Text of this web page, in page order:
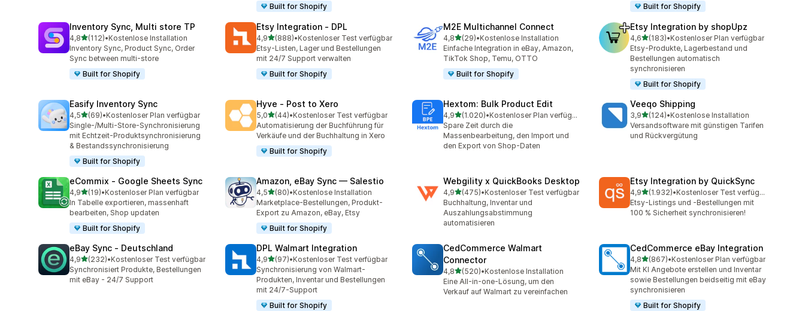
Built for Shopify
Built for Shopify
Inventory Sync, Multi store TP
4,8von 5 Sternen
(112)
112 Rezensionen insgesamt
•Kostenlose Installation
Inventory Sync, Product Sync, Order
Sync between multi-store
Built for Shopify
Etsy Integration ‑ DPL
4,9von 5 Sternen
(888)
888 Rezensionen insgesamt
•Kostenloser Test verfügbar
Etsy-Listen, Lager und Bestellungen
mit 24/7 Support verwalten
Built for Shopify
M2E Multichannel Connect
4,8von 5 Sternen
(29)
29 Rezensionen insgesamt
•Kostenlose Installation
Einfache Integration in eBay, Amazon,
TikTok Shop, Temu, OTTO
Built for Shopify
Etsy Integration by shopUpz
4,6von 5 Sternen
(183)
183 Rezensionen insgesamt
•Kostenloser Plan verfügbar
Etsy-Produkte, Lagerbestand und
Bestellungen automatisch
synchronisieren
Built for Shopify
Easify Inventory Sync
4,5von 5 Sternen
(69)
69 Rezensionen insgesamt
•Kostenloser Plan verfügbar
Single-/Multi-Store-Synchronisierung
mit Echtzeit-Produktsynchronisierung
& Bestandssynchronisierung
Built for Shopify
Hyve ‑ Post to Xero
5,0von 5 Sternen
(44)
44 Rezensionen insgesamt
•Kostenloser Test verfügbar
Automatisierung der Buchführung für
Verkäufe und der Buchhaltung in Xero
Built for Shopify
Hextom: Bulk Product Edit
4,9von 5 Sternen
(1.020)
1020 Rezensionen insgesamt
•
Kostenloser Plan verfügbar
Spare Zeit durch die
Massenbearbeitung, den Import und
den Export von Shop-Daten
Veeqo Shipping
3,9von 5 Sternen
(124)
124 Rezensionen insgesamt
•Kostenlose Installation
Versandsoftware mit günstigen Tarifen
und Rückvergütung
eCommix ‑ Google Sheets Sync
4,9von 5 Sternen
(19)
19 Rezensionen insgesamt
•Kostenloser Plan verfügbar
In Tabelle exportieren, massenhaft
bearbeiten, Shop updaten
Built for Shopify
Amazon, eBay Sync — Salestio
4,5von 5 Sternen
(80)
80 Rezensionen insgesamt
•Kostenlose Installation
Marketplace-Bestellungen, Produkt-
Export zu Amazon, eBay, Etsy
Built for Shopify
Webgility x QuickBooks Desktop
4,9von 5 Sternen
(475)
475 Rezensionen insgesamt
•Kostenloser Test verfügbar
Buchhaltung, Inventar und
Auszahlungsabstimmung
automatisieren
Etsy Integration by QuickSync
4,9von 5 Sternen
(1.932)
1932 Rezensionen insgesamt
•
Kostenloser Test verfügbar
Etsy-Listings und -Bestellungen mit
100 % Sicherheit synchronisieren!
eBay Sync ‑ Deutschland
4,9von 5 Sternen
(232)
232 Rezensionen insgesamt
•Kostenloser Test verfügbar
Synchronisiert Produkte, Bestellungen
mit eBay - 24/7 Support
DPL Walmart Integration
4,9von 5 Sternen
(97)
97 Rezensionen insgesamt
•Kostenloser Test verfügbar
Synchronisierung von Walmart-
Produkten, Inventar und Bestellungen
mit 24/7-Support
Built for Shopify
CedCommerce Walmart
Connector
4,8von 5 Sternen
(520)
520 Rezensionen insgesamt
•Kostenlose Installation
Eine All-in-one-Lösung, um den
Verkauf auf Walmart zu vereinfachen
CedCommerce eBay Integration
4,8von 5 Sternen
(867)
867 Rezensionen insgesamt
•Kostenloser Plan verfügbar
Mit KI Angebote erstellen und Inventar
sowie Bestellungen beidseitig mit eBay
synchronisieren
Built for Shopify